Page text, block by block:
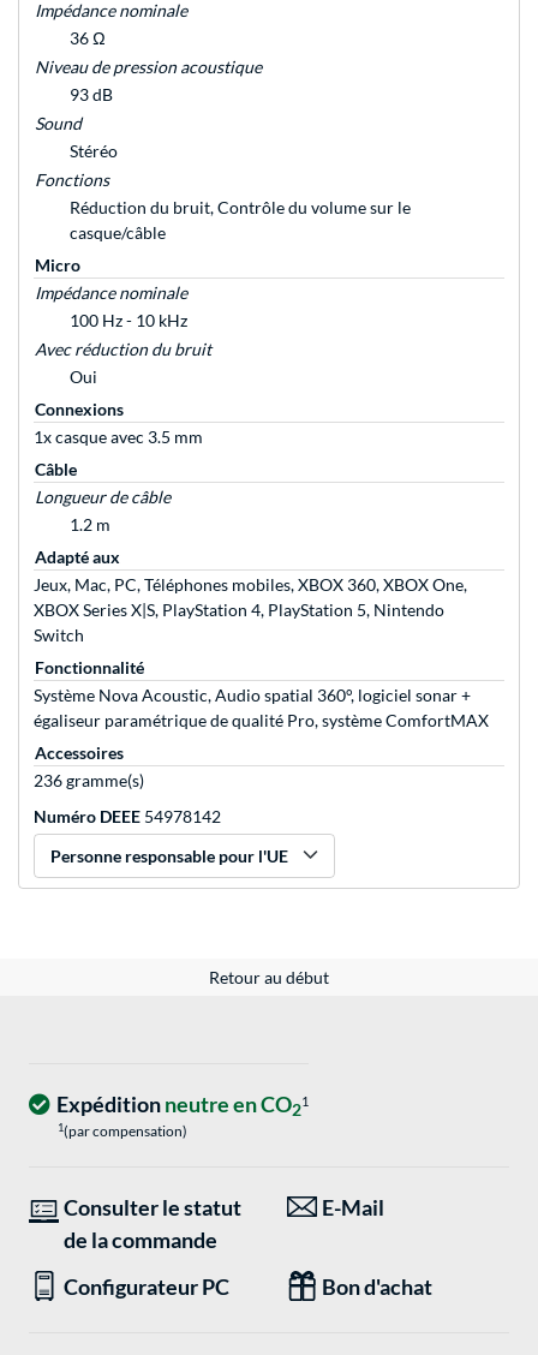
Impédance nominale
36 Ω
Niveau de pression acoustique
93 dB
Sound
Stéréo
Fonctions
Réduction du bruit, Contrôle du volume sur le
casque/câble
Micro
Impédance nominale
100 Hz - 10 kHz
Avec réduction du bruit
Oui
Connexions
1x casque avec 3.5 mm
Câble
Longueur de câble
1.2 m
Adapté aux
Jeux, Mac, PC, Téléphones mobiles, XBOX 360, XBOX One,
XBOX Series X|S, PlayStation 4, PlayStation 5, Nintendo
Switch
Fonctionnalité
Système Nova Acoustic, Audio spatial 360°, logiciel sonar +
égaliseur paramétrique de qualité Pro, système ComfortMAX
Accessoires
236 gramme(s)
Numéro DEEE 54978142
Personne responsable pour l'UE
Retour au début
Expéditionneutre en CO21
1(par compensation)
Consulter le statut
de la commande
E-Mail
Configurateur PC Bon d'achat